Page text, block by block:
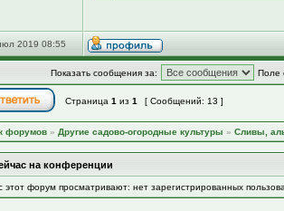
2019 08:55
Показать сообщения за: Поле
Страница 1 из 1 [ Сообщений: 13 ]
форумов » Другие садово-огородные культуры » Сливы,
на конференции
этот форум просматривают: нет зарегистрированных